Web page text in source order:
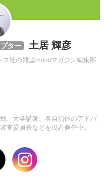
ター 土居 輝彦
社の雑誌monoマガジン編集部
、大学講師、各自治体のアドバ
査委員長などを現在兼任中。